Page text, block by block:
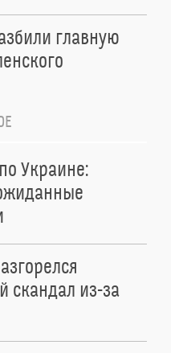
главную
Украине:
скандал из-за